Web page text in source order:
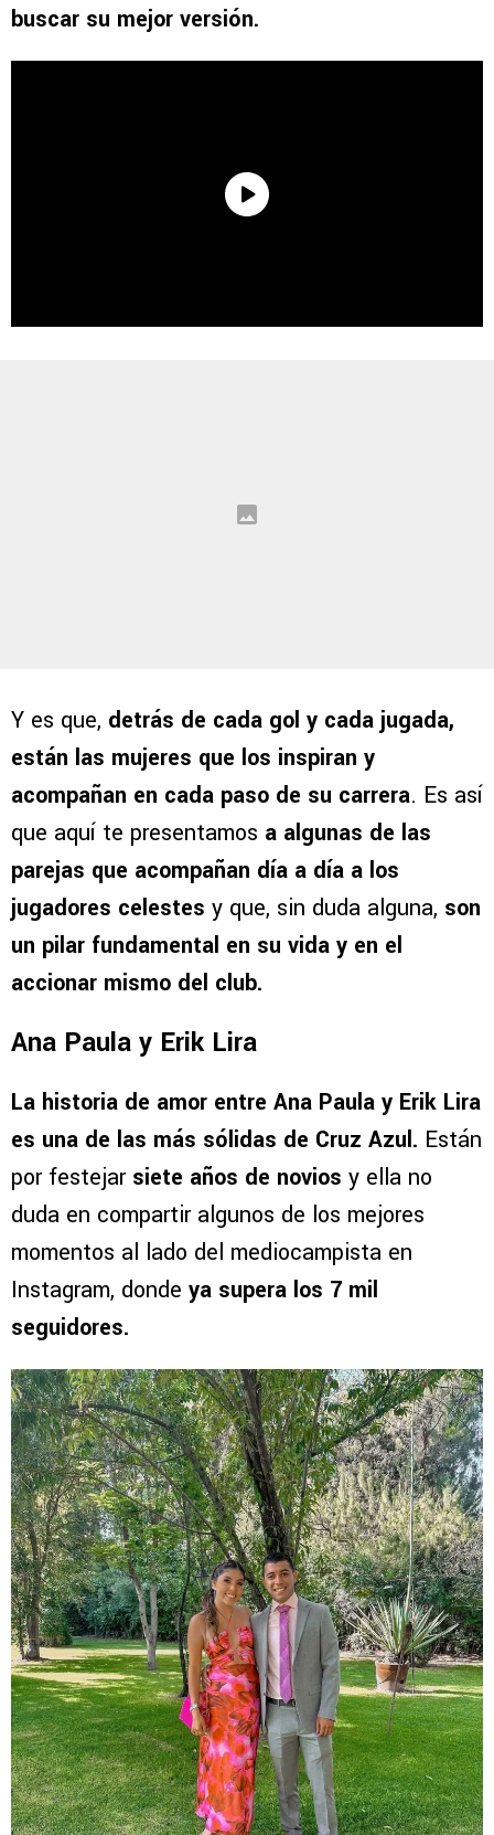
buscar su mejor versión.
Y es que, detrás de cada gol y cada jugada,
están las mujeres que los inspiran y
acompañan en cada paso de su carrera. Es así
que aquí te presentamos a algunas de las
parejas que acompañan día a día a los
jugadores celestes y que, sin duda alguna, son
un pilar fundamental en su vida y en el
accionar mismo del club.
Ana Paula y Erik Lira
La historia de amor entre Ana Paula y Erik Lira
es una de las más sólidas de Cruz Azul. Están
por festejarsiete años de novios y ella no
duda en compartir algunos de los mejores
momentos al lado del mediocampista en
Instagram, donde ya supera los 7 mil
seguidores.